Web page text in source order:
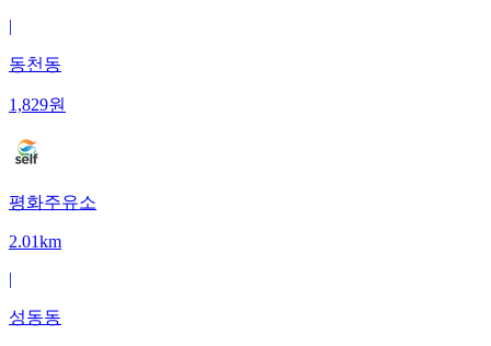
|
동천동
1,829원
평화주유소
2.01km
|
성동동